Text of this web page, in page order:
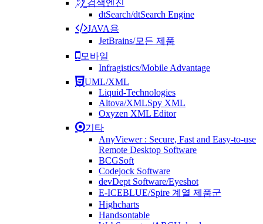
검색엔진
dtSearch/dtSearch Engine
JAVA용
JetBrains/모든 제품
모바일
Infragistics/Mobile Advantage
UML/XML
Liquid-Technologies
Altova/XMLSpy XML
Oxyzen XML Editor
기타
AnyViewer : Secure, Fast and Easy-to-use
Remote Desktop Software
BCGSoft
Codejock Software
devDept Software/Eyeshot
E-ICEBLUE/Spire 계열 제품군
Highcharts
Handsontable